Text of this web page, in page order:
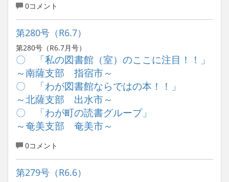
0コメント
第280号（R6.7）
第280号（R6.7月号）
〇 「私の図書館（室）のここに注目！！」
～南薩支部 指宿市～
〇 「わが図書館ならではの本！！」
～北薩支部 出水市～
〇 「わが町の読書グループ」
～奄美支部 奄美市～
0コメント
第279号（R6.6）